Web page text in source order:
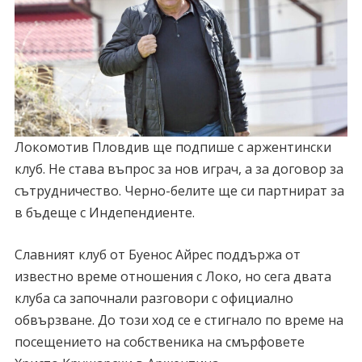
Локомотив Пловдив ще подпише с аржентински
клуб. Не става въпрос за нов играч, а за договор за
сътрудничество. Черно-белите ще си партнират за
в бъдеще с Индепендиенте.
Славният клуб от Буенос Айрес поддържа от
известно време отношения с Локо, но сега двата
клуба са започнали разговори с официално
обвързване. До този ход се е стигнало по време на
посещението на собственика на смърфовете